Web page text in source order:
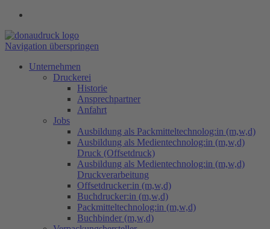
Navigation überspringen
Unternehmen
Druckerei
Historie
Ansprechpartner
Anfahrt
Jobs
Ausbildung als Packmitteltechnolog:in (m,w,d)
Ausbildung als Medientechnolog:in (m,w,d)
Druck (Offsetdruck)
Ausbildung als Medientechnolog:in (m,w,d)
Druckverarbeitung
Offsetdrucker:in (m,w,d)
Buchdrucker:in (m,w,d)
Packmitteltechnolog:in (m,w,d)
Buchbinder (m,w,d)